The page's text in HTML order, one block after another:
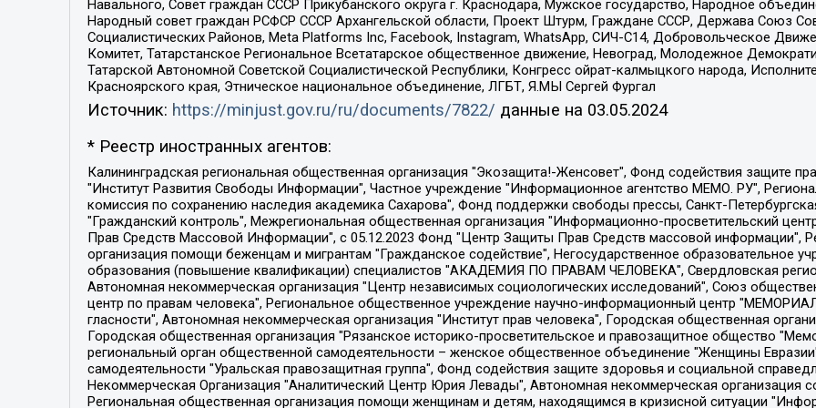
Навального, Совет граждан СССР Прикубанского округа г. Краснодара, Мужское государство, Народное
Народный совет граждан РСФСР СССР Архангельской области, Проект Штурм, Граждане СССР, Держава Союз
Социалистических Районов, Meta Platforms Inc, Facebook, Instagram, WhatsApp, СИЧ-С14, Добровольческое
Комитет, Татарстанское Региональное Всетатарское общественное движение, Невоград, Молодежное
Татарской Автономной Советской Социалистической Республики, Конгресс ойрат-калмыцкого народа,
Красноярского края, Этническое национальное объединение, ЛГБТ, Я.МЫ Сергей Фургал
Источник: https://minjust.gov.ru/ru/documents/7822/ данные на 03.05.2024
* Реестр иностранных агентов:
Калининградская региональная общественная организация "Экозащита!-Женсовет", Фонд содействия защите прав и свобод граждан "Общественный вердикт", Фонд "Институт Развития Свободы Информации", Частное учреждение "Информационное агентство МЕМО. РУ", Региональная общественная организация "Общественная комиссия по сохранению наследия академика Сахарова", Фонд поддержки свободы прессы, Санкт-Петербургская общественная правозащитная организация "Гражданский контроль", Межрегиональная общественная организация "Информационно-просветительский центр "Мемориал", Региональный Фонд "Центр Защиты Прав Средств Массовой Информации", с 05.12.2023 Фонд "Центр Защиты Прав Средств массовой информации", Региональная общественная благотворительная организация помощи беженцам и мигрантам "Гражданское содействие", Негосударственное образовательное учреждение дополнительного профессионального образования (повышение квалификации) специалистов "АКАДЕМИЯ ПО ПРАВАМ ЧЕЛОВЕКА", Свердловская региональная общественная организация "Сутяжник", Автономная некоммерческая организация "Центр независимых социологических исследований", Союз общественных объединений "Российский исследовательский центр по правам человека", Региональное общественное учреждение научно-информационный центр "МЕМОРИАЛ", Некоммерческая организация "Фонд защиты гласности", Автономная некоммерческая организация "Институт прав человека", Городская общественная организация "Екатеринбургское общество "МЕМОРИАЛ", Городская общественная организация "Рязанское историко-просветительское и правозащитное общество "Мемориал" (Рязанский Мемориал), Челябинский региональный орган общественной самодеятельности – женское общественное объединение "Женщины Евразии", Челябинский региональный орган общественной самодеятельности "Уральская правозащитная группа", Фонд содействия защите здоровья и социальной справедливости имени Андрея Рылькова, Автономная Некоммерческая Организация "Аналитический Центр Юрия Левады", Автономная некоммерческая организация социальной поддержки населения "Проект Апрель", Региональная общественная организация помощи женщинам и детям, находящимся в кризисной ситуации "Информационно-методический центр "Анна", Фонд содействия развитию массовых коммуникаций и правовому просвещению "Так-так-Так", Фонд содействия устойчивому развитию "Серебряная тайга", Свердловский региональный общественный фонд социальных проектов "Новое время", "Idel.Реалии", Кавказ.Реалии, Крым.Реалии, Телеканал Настоящее Время, Татаро-башкирская служба Радио Свобода (Azatliq Radiosi), Радио Свободная Европа/Радио Свобода (PCE/PC), "Сибирь.Реалии", "Фактограф", Благотворительный фонд помощи осужденным и их семьям, Автономная некоммерческая организация "Институт глобализации и социальных движений", Фонд "В защиту прав заключенных", Частное учреждение "Центр поддержки и содействия развитию средств массовой информации", Пензенский региональный общественный благотворительный фонд "Гражданский союз", "Север.Реалии", Некоммерческая организация Фонд "Правовая инициатива", Общество с ограниченной ответственностью "Радио Свободная Европа/Радио Свобода", Чешское информационное агентство "MEDIUM-ORIENT", Красноярская региональная общественная организация "Мы против СПИДа", Камалягин Денис Николаевич, Маркелов Сергей Евгеньевич, Пономарев Лев Александрович, Савицкая Людмила Алексеевна, Автономная некоммерческая организация "Центр по работе с проблемой насилия "НАСИЛИЮ.НЕТ", Межрегиональный профессиональный союз работников здравоохранения "Альянс врачей", Юридическое лицо, зарегистрированное в Латвийской Республике, SIA "Medusa Project" (регистрационный номер 40103797863, дата регистрации 10.06.2014), Некоммерческая организация "Фонд по борьбе с коррупцией", Автономная некоммерческая организация "Институт права и публичной политики", Баданин Роман Сергеевич, Гликин Максим Александрович, Железнова Мария Михайловна, Лукьянова Юлия Сергеевна, Маетная Елизавета Витальевна, Маняхин Петр Борисович, Чуракова Ольга Владимировна, Ярош Юлия Петровна, Юридическое лицо "The Insider SIA", зарегистрированное в Риге, Латвийская Республика (дата регистрации 26.06.2015), являющееся администратором доменного имени интернет-издания "The Insider SIA", https://theins.ru, Постернак Алексей Евгеньевич, Рубин Михаил Аркадьевич, Анин Роман Александрович, Юридическое лицо Istories fonds, зарегистрированное в Латвийской Республике (регистрационный номер 50008295751, дата регистрации 24.02.2020), Великовский Дмитрий Александрович, Долинина Ирина Николаевна, Мароховская Алеся Алексеевна, Шлейнов Роман Юрьевич, Шмагун Олеся Валентиновна, Общество с ограниченной ответственностью "Альтаир 2021", Общество с ограниченной ответственностью "Вега 2021", Общество с ограниченной ответственностью "Главный редактор 2021", Общество с ограниченной ответственностью "Ромашки монолит", Важенков Артем Валерьевич, Ивановская областная общественная организация "Центр гендерных исследований", Гурман Юрий Альбертович, Медиапроект "ОВД-Инфо", Егоров Владимир Владимирович, Жилинский Владимир Александрович, Общество с ограниченной ответственностью "ЗП", Иванова София Юрьевна, Карезина Инна Павловна, Кильтау Екатерина Викторовна, Петров Алексей Викторович, Пискунов Сергей Евгеньевич, Смирнов Сергей Сергеевич, Тихонов Михаил Сергеевич, Общество с ограниченной ответственностью "ЖУРНАЛИСТ-ИНОСТРАННЫЙ АГЕНТ", Арапова Галина Юрьевна, Вольтская Татьяна Анатольевна, Американская компания "Mason G.E.S. Anonymous Foundation" (США), являющаяся владельцем интернет-издания https://mnews.world/, Компания "Stichting Bellingcat", зарегистрированная в Нидерландах (дата регистрации 11.07.2018), Захаров Андрей Вячеславович, Клепиковская Екатерина Дмитриевна, Общество с ограниченной ответственностью "МЕМО", Перл Роман Александрович, Симонов Евгений Алексеевич, Соловьева Елена Анатольевна, Сотников Даниил Владимирович, Сурначева Елизавета Дмитриевна, Автономная некоммерческая организация по защите прав человека и информированию населения "Якутия – Наше Мнение", Общество с ограниченной ответственностью "Москоу диджитал медиа", с 26.01.2023 Общество с ограниченной ответственностью "Чайка Белые сады", Ветошкина Валерия Валерьевна, Заговора Максим Александрович, Межрегиональное общественное движение "Российская ЛГБТ - сеть", Оленичев Максим Владимирович, Павлов Иван Юрьевич, Скворцова Елена Сергеевна, Общество с ограниченной ответственностью "Как бы инагент", Кочетков Игорь Викторович, Общество с ограниченной ответственностью "Честные выборы", Еланчик Олег Александрович, Общество с ограниченной ответственностью "Нобелевский призыв", Гималова Регина Эмилевна, Григорьев Андрей Валерьевич, Григорьева Алина Александровна, Ассоциация по содействию защите прав призывников, альтернативнослужащих и военнослужащих "Правозащитная группа